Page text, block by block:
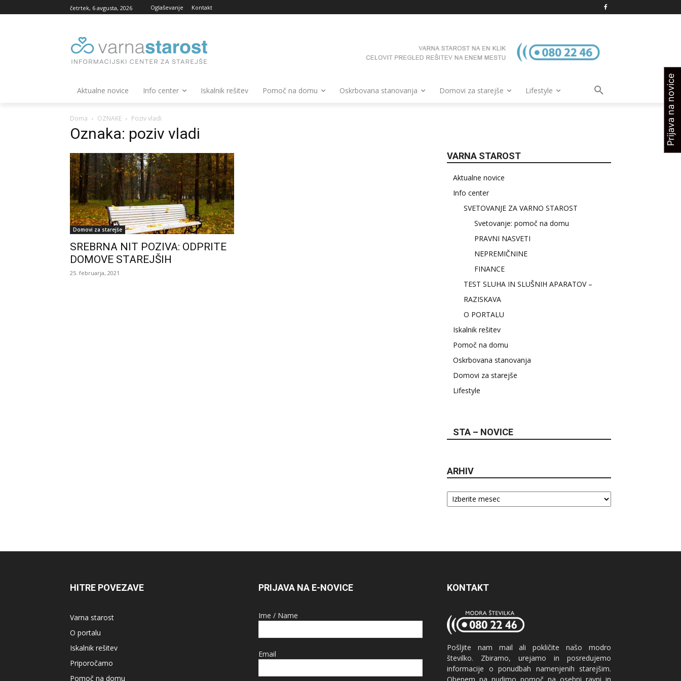
četrtek, 6 avgusta, 2026 Oglaševanje Kontakt
Aktualne novice Info center Iskalnik rešitev Pomoč na domu Oskrbovana stanovanja Domovi za starejše Lifestyle
Doma OZNAKE Poziv vladi
Oznaka: poziv vladi
Domovi za starejše
SREBRNA NIT POZIVA: ODPRITE
DOMOVE STAREJŠIH
25. februarja, 2021
VARNA STAROST
Aktualne novice
Info center
SVETOVANJE ZA VARNO STAROST
Svetovanje: pomoč na domu
PRAVNI NASVETI
NEPREMIČNINE
FINANCE
TEST SLUHA IN SLUŠNIH APARATOV –
RAZISKAVA
O PORTALU
Iskalnik rešitev
Pomoč na domu
Oskrbovana stanovanja
Domovi za starejše
Lifestyle
STA – NOVICE
ARHIV
Arhiv
HITRE POVEZAVE
Varna starost
O portalu
Iskalnik rešitev
Priporočamo
Pomoč na domu
PRIJAVA NA E-NOVICE
Ime / Name
Email
KONTAKT
Pošljite nam mail ali pokličite našo modro
številko. Zbiramo, urejamo in posredujemo
informacije o ponudbah namenjenih starejšim.
Prijava na novice